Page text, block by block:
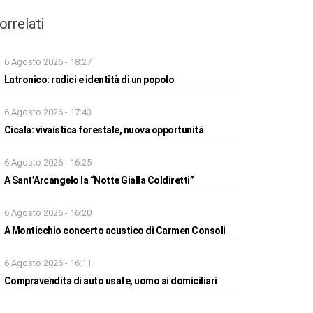
6 Agosto 2026 - 18:27
Latronico: radici e identità di un popolo
6 Agosto 2026 - 17:43
Cicala: vivaistica forestale, nuova opportunità
6 Agosto 2026 - 16:25
A Sant’Arcangelo la “Notte Gialla Coldiretti”
6 Agosto 2026 - 16:20
A Monticchio concerto acustico di Carmen Consoli
6 Agosto 2026 - 16:11
Compravendita di auto usate, uomo ai domiciliari